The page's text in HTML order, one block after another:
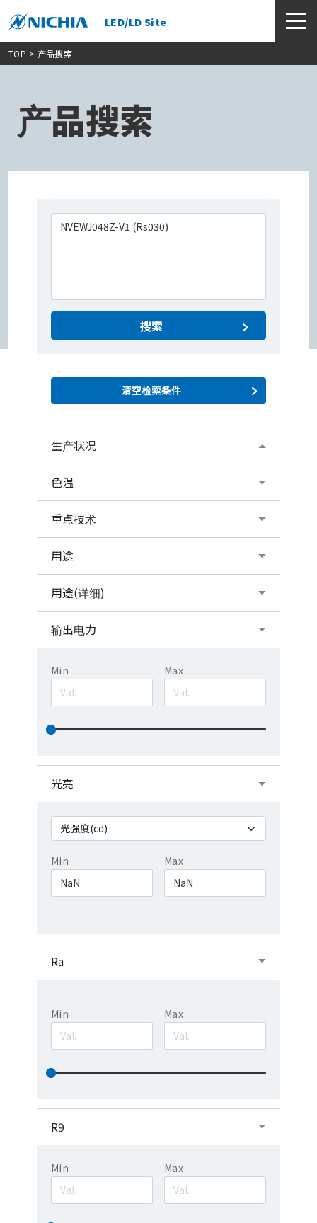
LED/LD Site
TOP > 产品搜索
产品搜索
搜索
生产状况
色温
重点技术
用途
用途(详细)
输出电力
Min Max
光亮
Min Max
Ra
Min Max
R9
Min Max